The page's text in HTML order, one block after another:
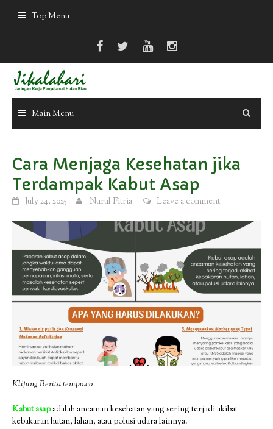
Top Menu
Main Menu
Cara Menjaga Kesehatan jika
Terdampak Kabut Asap
July 24, 2025 Nurul Fitria Leave a comment
Kliping Berita tempo.co
Kabut asapadalah ancaman kesehatan yang sering terjadi akibat
kebakaran hutan, lahan, atau polusi udara lainnya.